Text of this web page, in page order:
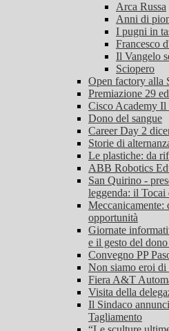
Arca Russa
Anni di
I pugni in
Francesco
Il Vangelo
Sciopero
Open factory alla
Premiazione 29
Cisco Academy Il
Dono del sangue
Career Day 2
Storie di
Le plastiche: da
ABB Robotics
San Quirino -
leggenda: il
Meccanicamente:
opportunità
Giornate
e il gesto del
Convegno PP
Non siamo eroi di
Fiera A&T
Visita della
Il Sindaco
Tagliamento